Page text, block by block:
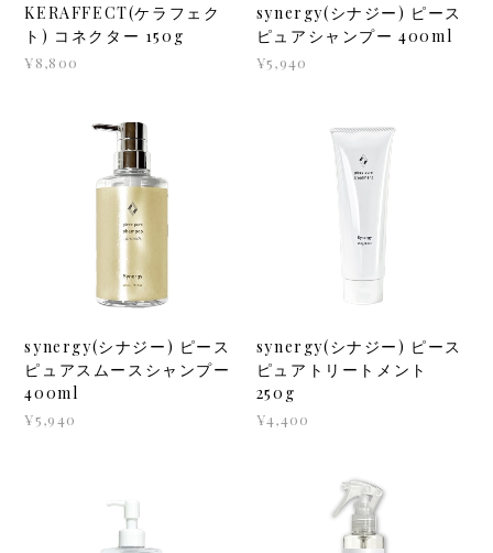
KERAFFECT(ケラフェク
ト) コネクター 150g
¥8,800
synergy(シナジー) ピース
ピュアシャンプー 400ml
¥5,940
synergy(シナジー) ピース
ピュアスムースシャンプー
400ml
¥5,940
synergy(シナジー) ピース
ピュアトリートメント
250g
¥4,400